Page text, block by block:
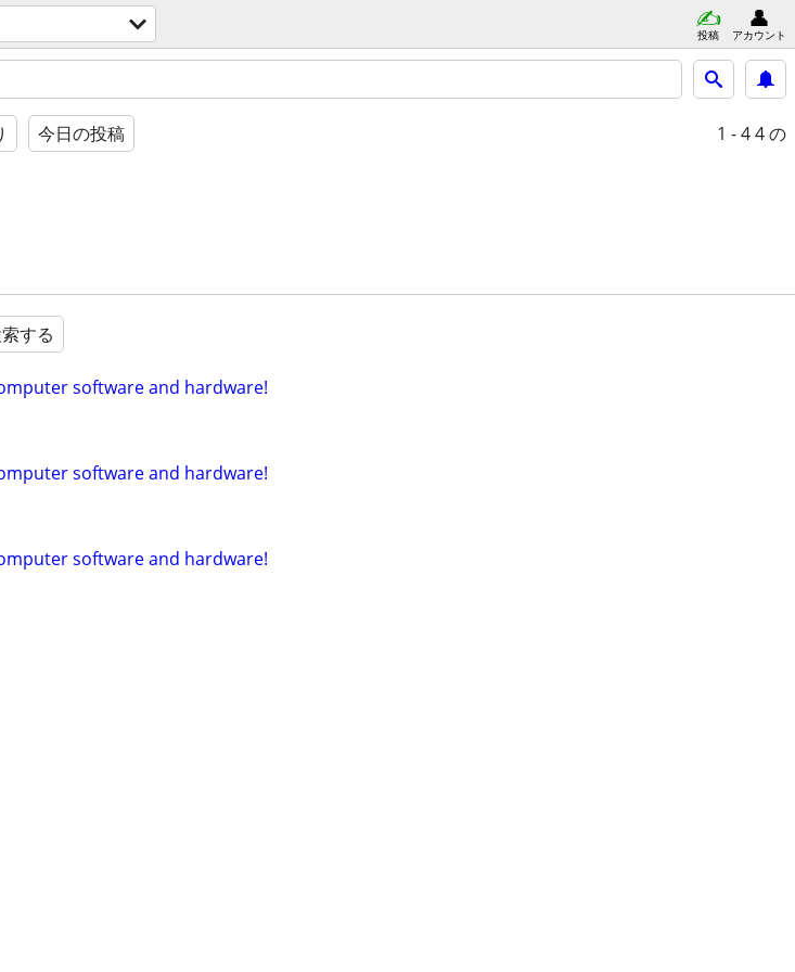
投稿 アカウント
今日の投稿 1 - 44 の
する
software and hardware!
software and hardware!
software and hardware!